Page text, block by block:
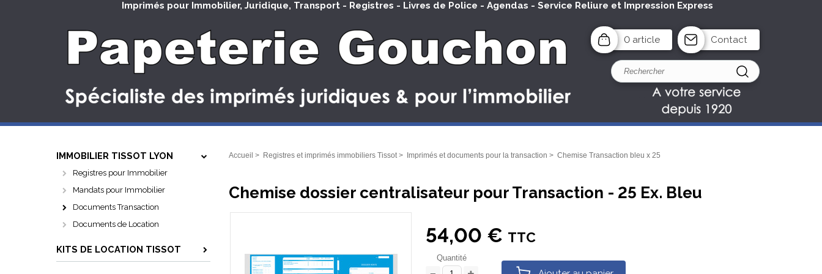
Imprimés pour Immobilier, Juridique, Transport - Registres - Livres de Police - Agendas - Service Reliure et Impression Express
0 article Contact
IMMOBILIER TISSOT LYON
Registres pour Immobilier
Mandats pour Immobilier
Documents Transaction
Documents de Location
KITS DE LOCATION TISSOT
Accueil > Registres et imprimés immobiliers Tissot> Imprimés et documents pour la transaction > Chemise Transaction bleu x 25
Chemise dossier centralisateur pour Transaction - 25 Ex. Bleu
54,00 € TTC
Quantité